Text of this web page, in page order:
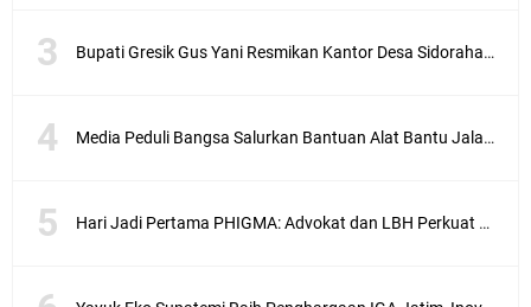
Bupati Gresik Gus Yani Resmikan Kantor Desa Sidoraharjo: Simbol Komitmen Pelayanan Publik dan Kepedulian Sosial
Media Peduli Bangsa Salurkan Bantuan Alat Bantu Jalan untuk Lansia
Hari Jadi Pertama PHIGMA: Advokat dan LBH Perkuat Soliditas di Jakarta